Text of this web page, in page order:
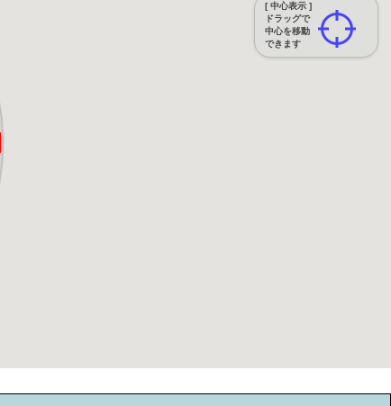
[ 中心表示 ]
ドラッグで
中心を移動
できます